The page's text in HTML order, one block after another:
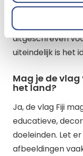
de Union Jack
van Fiji. Er werd
uitgeschreven
uiteindelijk is het
Mag je de
het land?
Ja, de vlag Fiji
educatieve,
doeleinden. Let
afbeeldingen